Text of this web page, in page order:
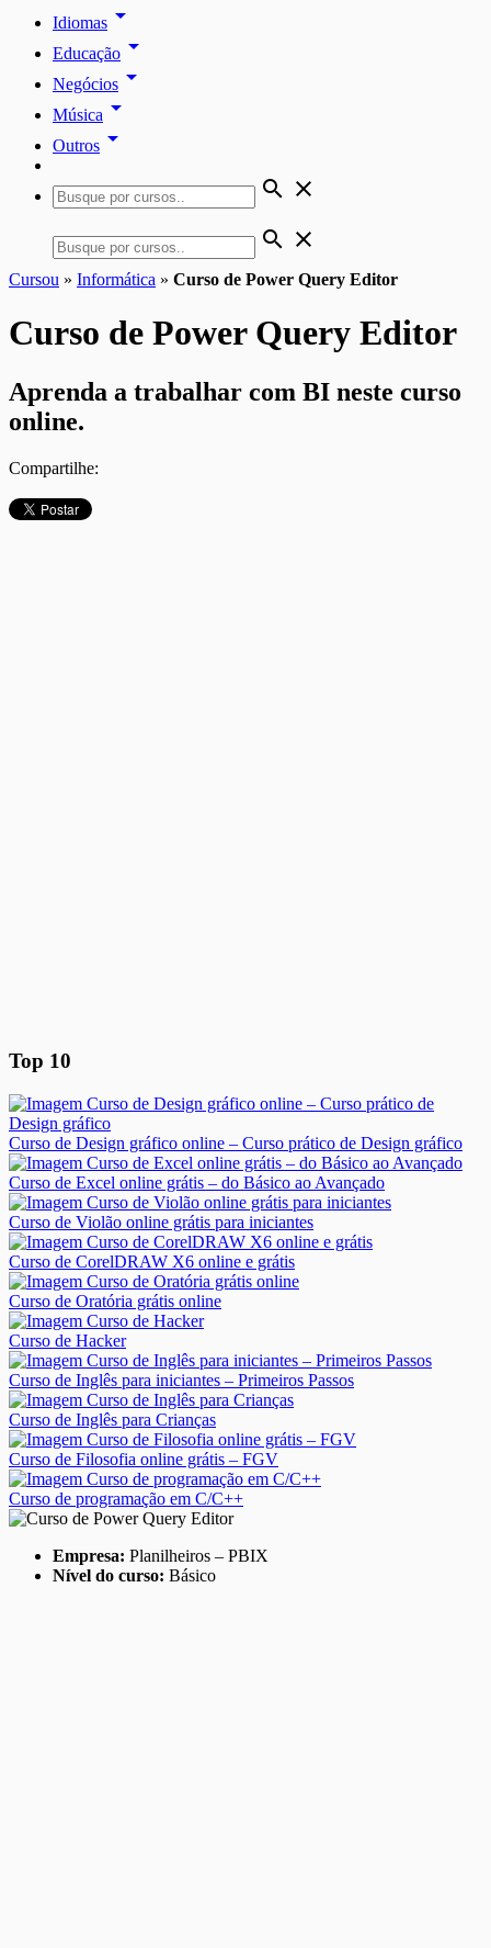
Idiomas arrow_drop_down
Educação arrow_drop_down
Negócios arrow_drop_down
Música arrow_drop_down
Outros arrow_drop_down
search close
search close
Cursou » Informática » Curso de Power Query Editor
Curso de Power Query Editor
Aprenda a trabalhar com BI neste curso
online.
Compartilhe:
Top 10
Curso de Design gráfico online – Curso prático de Design gráfico
Curso de Excel online grátis – do Básico ao Avançado
Curso de Violão online grátis para iniciantes
Curso de CorelDRAW X6 online e grátis
Curso de Oratória grátis online
Curso de Hacker
Curso de Inglês para iniciantes – Primeiros Passos
Curso de Inglês para Crianças
Curso de Filosofia online grátis – FGV
Curso de programação em C/C++
Empresa: Planilheiros – PBIX
Nível do curso: Básico